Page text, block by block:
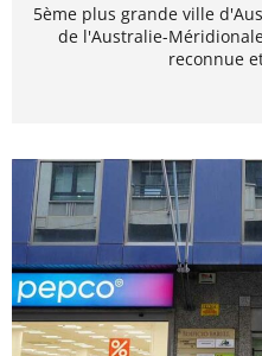
5ème plus grande ville
de l'Australie-
reconnue